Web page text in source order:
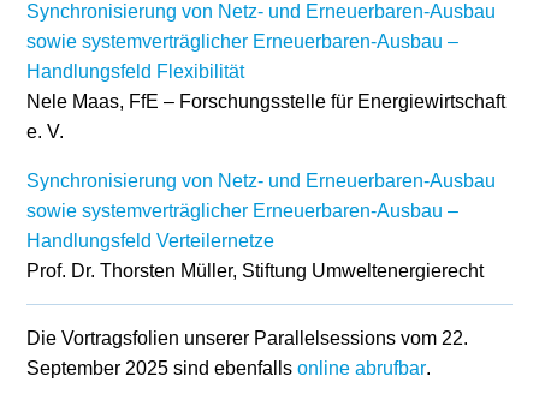
Synchronisierung von Netz- und Erneuerbaren-Ausbau
sowie systemverträglicher Erneuerbaren-Ausbau –
Handlungsfeld Flexibilität
Nele Maas, FfE – Forschungsstelle für Energiewirtschaft
e. V.
Synchronisierung von Netz- und Erneuerbaren-Ausbau
sowie systemverträglicher Erneuerbaren-Ausbau –
Handlungsfeld Verteilernetze
Prof. Dr. Thorsten Müller, Stiftung Umweltenergierecht
Die Vortragsfolien unserer Parallelsessions vom 22.
September 2025 sind ebenfalls online abrufbar.